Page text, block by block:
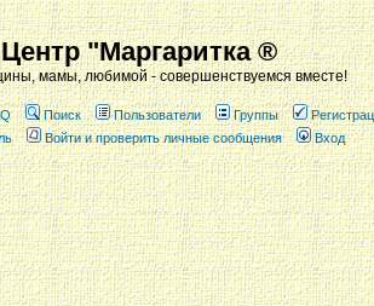
Центр "Маргаритка ®
мамы, любимой - совершенствуемся вместе!
Поиск Пользователи Группы
Войти и проверить личные сообщения Вход